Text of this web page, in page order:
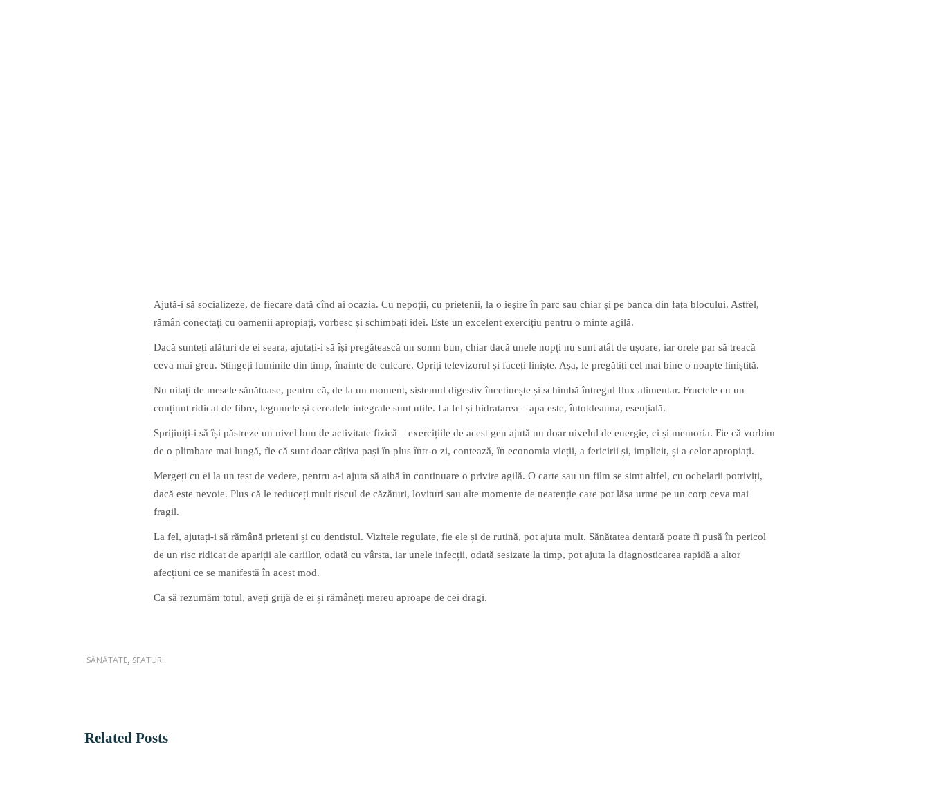
Ajută-i să socializeze, de fiecare dată cînd ai ocazia. Cu nepoții, cu prietenii, la o ieșire în parc sau chiar și pe banca din fața blocului. Astfel,
rămân conectați cu oamenii apropiați, vorbesc și schimbați idei. Este un excelent exercițiu pentru o minte agilă.
Dacă sunteți alături de ei seara, ajutați-i să își pregătească un somn bun, chiar dacă unele nopți nu sunt atât de ușoare, iar orele par să treacă
ceva mai greu. Stingeți luminile din timp, înainte de culcare. Opriți televizorul și faceți liniște. Așa, le pregătiți cel mai bine o noapte liniștită.
Nu uitați de mesele sănătoase, pentru că, de la un moment, sistemul digestiv încetinește și schimbă întregul flux alimentar. Fructele cu un
conținut ridicat de fibre, legumele și cerealele integrale sunt utile. La fel și hidratarea – apa este, întotdeauna, esențială.
Sprijiniți-i să își păstreze un nivel bun de activitate fizică – exercițiile de acest gen ajută nu doar nivelul de energie, ci și memoria. Fie că vorbim
de o plimbare mai lungă, fie că sunt doar câțiva pași în plus într-o zi, contează, în economia vieții, a fericirii și, implicit, și a celor apropiați.
Mergeți cu ei la un test de vedere, pentru a-i ajuta să aibă în continuare o privire agilă. O carte sau un film se simt altfel, cu ochelarii potriviți,
dacă este nevoie. Plus că le reduceți mult riscul de căzături, lovituri sau alte momente de neatenție care pot lăsa urme pe un corp ceva mai
fragil.
La fel, ajutați-i să rămână prieteni și cu dentistul. Vizitele regulate, fie ele și de rutină, pot ajuta mult. Sănătatea dentară poate fi pusă în pericol
de un risc ridicat de apariții ale cariilor, odată cu vârsta, iar unele infecții, odată sesizate la timp, pot ajuta la diagnosticarea rapidă a altor
afecțiuni ce se manifestă în acest mod.
Ca să rezumăm totul, aveți grijă de ei și rămâneți mereu aproape de cei dragi.
SĂNĂTATE, SFATURI
Related Posts